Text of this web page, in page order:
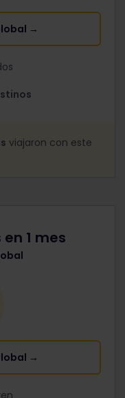
→
viajaron con este
1 mes
→